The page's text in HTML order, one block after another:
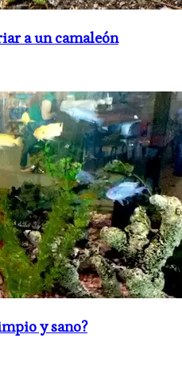
a un camaleón
y sano?